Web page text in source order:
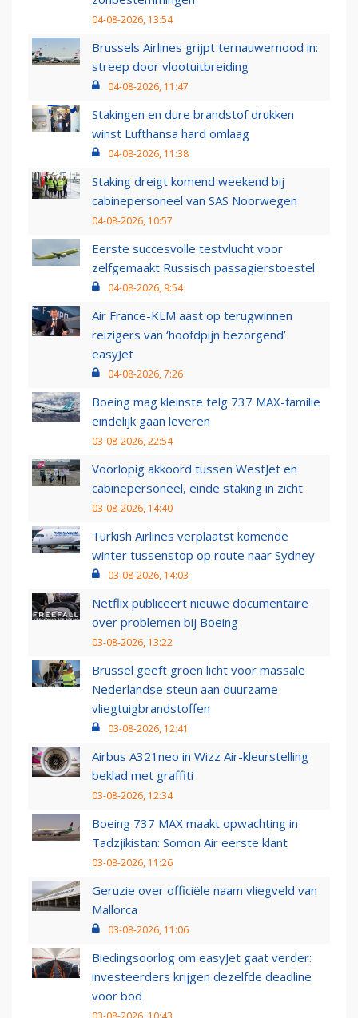
04-08-2026, 13:54
Brussels Airlines grijpt ternauwernood in:
streep door vlootuitbreiding
04-08-2026, 11:47
Stakingen en dure brandstof drukken
winst Lufthansa hard omlaag
04-08-2026, 11:38
Staking dreigt komend weekend bij
cabinepersoneel van SAS Noorwegen
04-08-2026, 10:57
Eerste succesvolle testvlucht voor
zelfgemaakt Russisch passagierstoestel
04-08-2026, 9:54
Air France-KLM aast op terugwinnen
reizigers van ‘hoofdpijn bezorgend’
easyJet
04-08-2026, 7:26
Boeing mag kleinste telg 737 MAX-familie
eindelijk gaan leveren
03-08-2026, 22:54
Voorlopig akkoord tussen WestJet en
cabinepersoneel, einde staking in zicht
03-08-2026, 14:40
Turkish Airlines verplaatst komende
winter tussenstop op route naar Sydney
03-08-2026, 14:03
Netflix publiceert nieuwe documentaire
over problemen bij Boeing
03-08-2026, 13:22
Brussel geeft groen licht voor massale
Nederlandse steun aan duurzame
vliegtuigbrandstoffen
03-08-2026, 12:41
Airbus A321neo in Wizz Air-kleurstelling
beklad met graffiti
03-08-2026, 12:34
Boeing 737 MAX maakt opwachting in
Tadzjikistan: Somon Air eerste klant
03-08-2026, 11:26
Geruzie over officiële naam vliegveld van
Mallorca
03-08-2026, 11:06
Biedingsoorlog om easyJet gaat verder:
investeerders krijgen dezelfde deadline
voor bod